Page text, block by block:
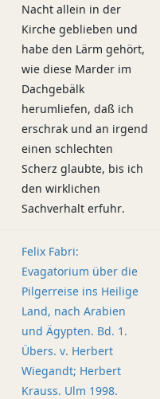
Nacht allein in der
Kirche geblieben und
habe den Lärm gehört,
wie diese Marder im
Dachgebälk
herumliefen, daß ich
erschrak und an irgend
einen schlechten
Scherz glaubte, bis ich
den wirklichen
Sachverhalt erfuhr.
Felix Fabri:
Evagatorium über die
Pilgerreise ins Heilige
Land, nach Arabien
und Ägypten. Bd. 1.
Übers. v. Herbert
Wiegandt; Herbert
Krauss. Ulm 1998.